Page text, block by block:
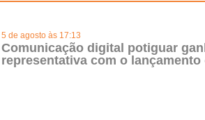
5 de agosto às 17:13
Comunicação digital potiguar
representativa com o lançamento